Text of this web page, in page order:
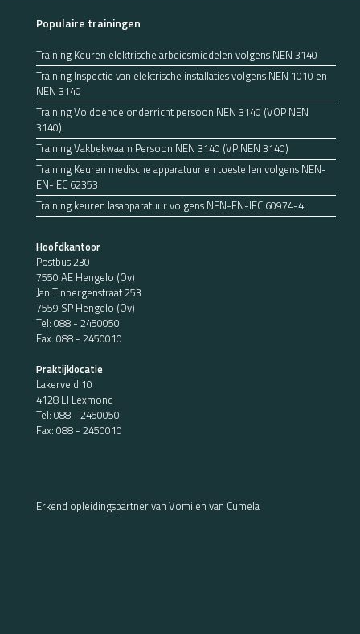
Populaire trainingen
Training Keuren elektrische arbeidsmiddelen volgens NEN 3140
Training Inspectie van elektrische installaties volgens NEN 1010 en
NEN 3140
Training Voldoende onderricht persoon NEN 3140 (VOP NEN
3140)
Training Vakbekwaam Persoon NEN 3140 (VP NEN 3140)
Training Keuren medische apparatuur en toestellen volgens NEN-
EN-IEC 62353
Training keuren lasapparatuur volgens NEN-EN-IEC 60974-4
Hoofdkantoor
Postbus 230
7550 AE Hengelo (Ov)
Jan Tinbergenstraat 253
7559 SP Hengelo (Ov)
Tel: 088 - 2450050
Fax: 088 - 2450010
Praktijklocatie
Lakerveld 10
4128 LJ Lexmond
Tel: 088 - 2450050
Fax: 088 - 2450010
Erkend opleidingspartner van Vomi en van Cumela